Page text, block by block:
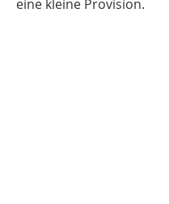
eine kleine Provision.